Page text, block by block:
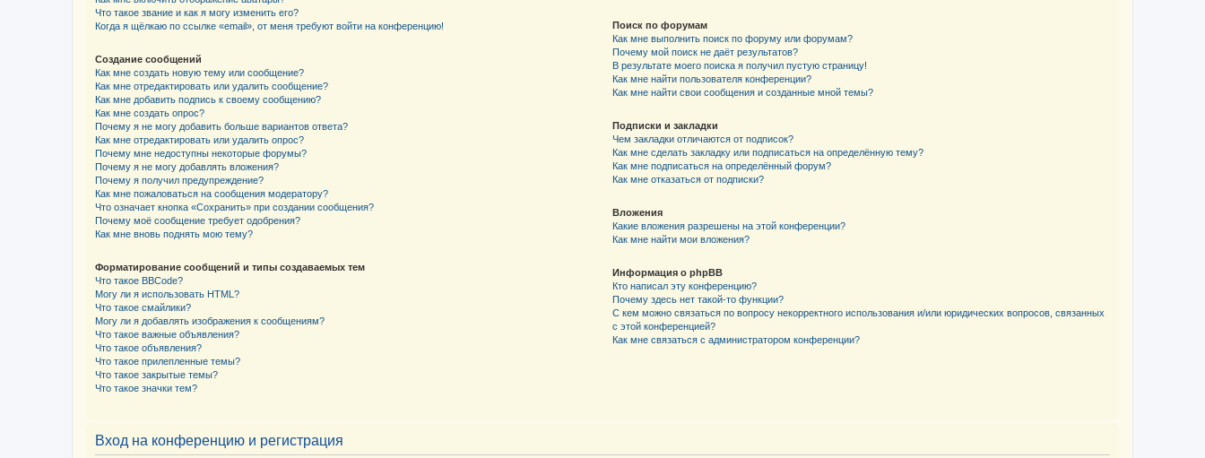
Что такое звание и как я могу изменить его?
Когда я щёлкаю по ссылке «email», от меня требуют войти на конференцию!
Создание сообщений
Как мне создать новую тему или сообщение?
Как мне отредактировать или удалить сообщение?
Как мне добавить подпись к своему сообщению?
Как мне создать опрос?
Почему я не могу добавить больше вариантов ответа?
Как мне отредактировать или удалить опрос?
Почему мне недоступны некоторые форумы?
Почему я не могу добавлять вложения?
Почему я получил предупреждение?
Как мне пожаловаться на сообщения модератору?
Что означает кнопка «Сохранить» при создании сообщения?
Почему моё сообщение требует одобрения?
Как мне вновь поднять мою тему?
Форматирование сообщений и типы создаваемых тем
Что такое BBCode?
Могу ли я использовать HTML?
Что такое смайлики?
Могу ли я добавлять изображения к сообщениям?
Что такое важные объявления?
Что такое объявления?
Что такое прилепленные темы?
Что такое закрытые темы?
Что такое значки тем?
Поиск по форумам
Как мне выполнить поиск по форуму или форумам?
Почему мой поиск не даёт результатов?
В результате моего поиска я получил пустую страницу!
Как мне найти пользователя конференции?
Как мне найти свои сообщения и созданные мной темы?
Подписки и закладки
Чем закладки отличаются от подписок?
Как мне сделать закладку или подписаться на определённую тему?
Как мне подписаться на определённый форум?
Как мне отказаться от подписки?
Вложения
Какие вложения разрешены на этой конференции?
Как мне найти мои вложения?
Информация о phpBB
Кто написал эту конференцию?
Почему здесь нет такой-то функции?
С кем можно связаться по вопросу некорректного использования и/или юридических вопросов, связанных
с этой конференцией?
Как мне связаться с администратором конференции?
Вход на конференцию и регистрация